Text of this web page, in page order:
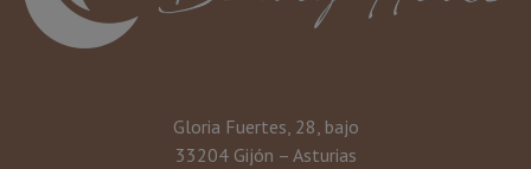
Gloria Fuertes, 28, bajo
33204 Gijón – Asturias